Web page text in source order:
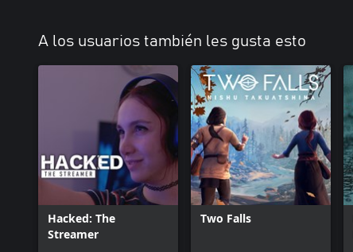
A los usuarios también les gusta esto
Hacked: The
Streamer
Two Falls